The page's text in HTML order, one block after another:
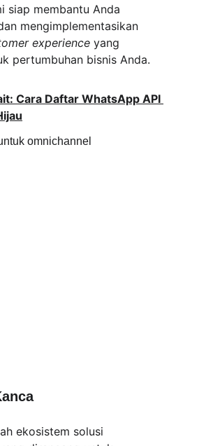
siap membantu Anda
mengimplementasikan
experience yang
pertumbuhan bisnis Anda.
Cara Daftar WhatsApp API
ekosistem solusi